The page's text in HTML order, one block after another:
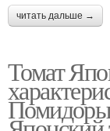
читать дальше →
Томат